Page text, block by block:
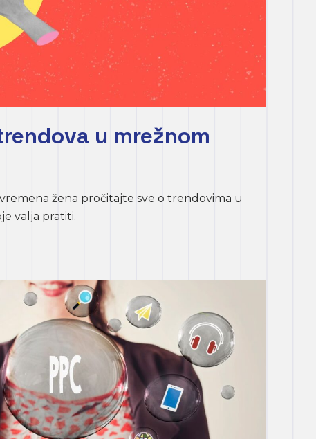
u mrežnom
žena pročitajte sve o trendovima u
valja pratiti.